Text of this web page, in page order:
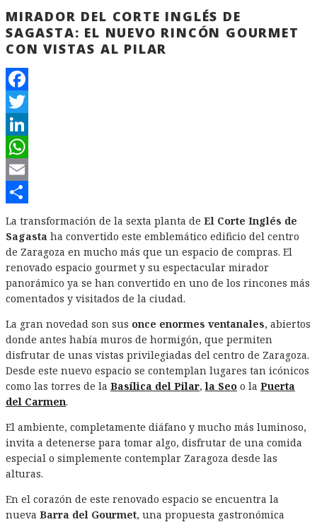
MIRADOR DEL CORTE INGLÉS DE
SAGASTA: EL NUEVO RINCÓN GOURMET
CON VISTAS AL PILAR
Facebook
Twitter
LinkedIn
WhatsApp
Email
Compartir
La transformación de la sexta planta de El Corte Inglés de
Sagasta ha convertido este emblemático edificio del centro
de Zaragoza en mucho más que un espacio de compras. El
renovado espacio gourmet y su espectacular mirador
panorámico ya se han convertido en uno de los rincones más
comentados y visitados de la ciudad.
La gran novedad son sus once enormes ventanales, abiertos
donde antes había muros de hormigón, que permiten
disfrutar de unas vistas privilegiadas del centro de Zaragoza.
Desde este nuevo espacio se contemplan lugares tan icónicos
como las torres de la Basílica del Pilar,la Seo o la Puerta
del Carmen.
El ambiente, completamente diáfano y mucho más luminoso,
invita a detenerse para tomar algo, disfrutar de una comida
especial o simplemente contemplar Zaragoza desde las
alturas.
En el corazón de este renovado espacio se encuentra la
nueva Barra del Gourmet, una propuesta gastronómica